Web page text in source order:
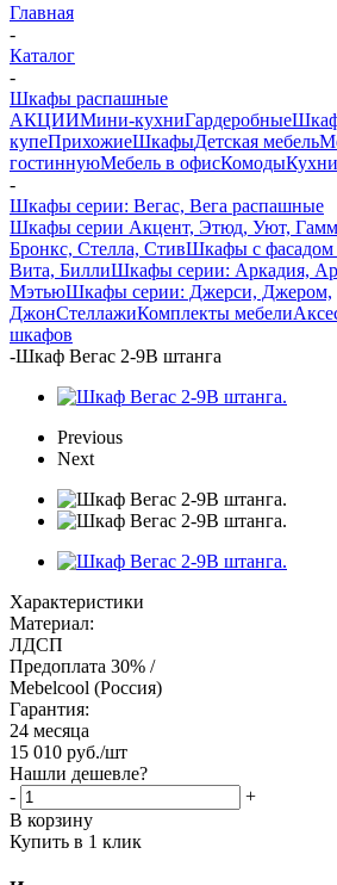
Главная
-
Каталог
-
Шкафы распашные
АКЦИИМини-кухниГардеробные
купеПрихожиеШкафыДетская мебель
гостиннуюМебель в офисКомодыКухни
-
Шкафы серии: Вегас, Вега распашные
Шкафы серии Акцент, Этюд, Уют,
Бронкс, Стелла, СтивШкафы с
Вита, БиллиШкафы серии: Аркадия,
МэтьюШкафы серии: Джерси, Джером,
ДжонСтеллажиКомплекты мебели
шкафов
-Шкаф Вегас 2-9В штанга
Previous
Next
Характеристики
Материал:
ЛДСП
Предоплата 30% /
Mebelcool (Россия)
Гарантия:
24 месяца
15 010 руб./шт
Нашли дешевле?
-
+
В корзину
Купить в 1 клик